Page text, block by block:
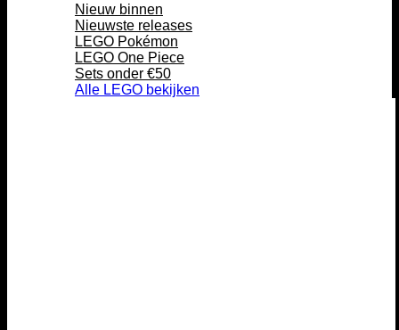
Nieuw binnen
Nieuwste releases
LEGO Pokémon
LEGO One Piece
Sets onder €50
Alle LEGO bekijken